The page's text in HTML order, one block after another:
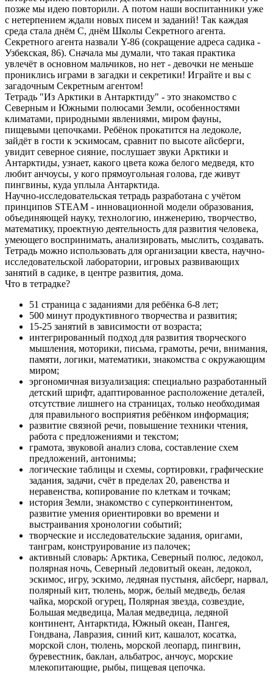
позже мы идею повторили. А потом наши воспитанники уже
с нетерпением ждали новых писем и заданий! Так каждая
среда стала днём С, днём Школы Секретного агента.
Секретного агента назвали Y-86 (сокращение адреса садика -
Узбекская, 86). Сначала мы думали, что такая практика
увлечёт в основном мальчиков, но нет - девочки не меньше
прониклись играми в загадки и секретики! Играйте и вы с
загадочным Секретным агентом!
Тетрадь "Из Арктики в Антарктиду" - это знакомство с
Северным и Южными полюсами Земли, особенностями
климатами, природными явлениями, миром фауны,
пищевыми цепочками. Ребёнок прокатится на ледоколе,
зайдёт в гости к эскимосам, сравнит по высоте айсберги,
увидит северное сияние, послушает звуки Арктики и
Антарктиды, узнает, какого цвета кожа белого медведя, кто
любит анчоусы, у кого прямоугольная голова, где живут
пингвины, куда уплыла Антарктида.
Научно-исследовательская тетрадь разработана с учётом
принципов STEAM - инновационной модели образования,
объединяющей науку, технологию, инженерию, творчество,
математику, проектную деятельность для развития человека,
умеющего воспринимать, анализировать, мыслить, создавать.
Тетрадь можно использовать для организации квеста, научно-
исследовательской лаборатории, игровых развивающих
занятий в садике, в центре развития, дома.
Что в тетрадке?
51 страница с заданиями для ребёнка 6-8 лет;
500 минут продуктивного творчества и развития;
15-25 занятий в зависимости от возраста;
интегрированный подход для развития творческого
мышления, моторики, письма, грамоты, речи, внимания,
памяти, логики, математики, знакомства с окружающим
миром;
эргономичная визуализация: специально разработанный
детский шрифт, адаптированное расположение деталей,
отсутствие лишнего на страницах, только необходимая
для правильного восприятия ребёнком информация;
развитие связной речи, повышение техники чтения,
работа с предложениями и текстом;
грамота, звуковой анализ слова, составление схем
предложений, антонимы;
логические таблицы и схемы, сортировки, графические
задания, задачи, счёт в пределах 20, равенства и
неравенства, копирование по клеткам и точкам;
история Земли, знакомство с суперконтинентом,
развитие умения ориентировки во времени и
выстраивания хронологии событий;
творческие и исследовательские задания, оригами,
танграм, конструирование из палочек;
активный словарь: Арктика, Северный полюс, ледокол,
полярная ночь, Северный ледовитый океан, ледокол,
эскимос, игру, эскимо, ледяная пустыня, айсберг, нарвал,
полярный кит, тюлень, морж, белый медведь, белая
чайка, морской огурец, Полярная звезда, созвездие,
Большая медведица, Малая медведица, ледяной
континент, Антарктида, Южный океан, Пангея,
Гондвана, Лавразия, синий кит, кашалот, косатка,
морской слон, тюлень, морской леопард, пингвин,
буревестник, баклан, альбатрос, анчоус, морские
млекопитающие, рыбы, пищевая цепочка.